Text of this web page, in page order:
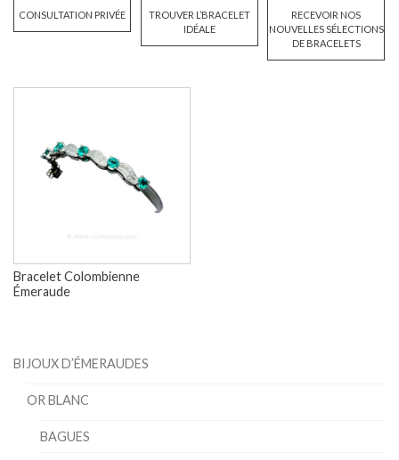
CONSULTATION PRIVÉE
TROUVER L’BRACELET
IDÉALE
RECEVOIR NOS
NOUVELLES SÉLECTIONS
DE BRACELETS
Bracelet Colombienne
Émeraude
BIJOUX D’ÉMERAUDES
OR BLANC
BAGUES